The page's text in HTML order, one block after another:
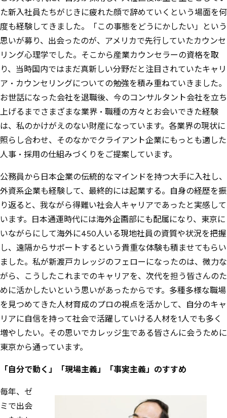
た新入社員たちがじきに疲れた顔で辞めていくという場面を何
度も経験してきました。「この事態をどうにかしたい」という
思いが募り、出会ったのが、アメリカで先行していたカウンセ
リング心理学でした。そこから産業カウンセラーの資格を取
り、当時国内ではまだ真新しい分野だと注目されていたキャリ
ア・カウンセリングについての勉強を積み重ねていきました。
お世話になった会社を退職後、今のコンサルタント会社を立ち
上げるまでさまざまな業界・職種の方々とお会いできた経験
は、私のかけがえのない財産になっています。各業界の現状に
照らし合わせ、そのなかでクライアント企業にもっとも適した
人事・採用の仕組みづくりをご提案しています。
公務員から日本企業の伝統的なマインドを持つ大手に入社し、
外資系企業も経験して、最終的には起業する。自身の経歴を振
り返ると、我ながら得難い社会人キャリアであったと実感して
います。日本通運時代には海外企画部にも配属になり、東京に
いながらにして海外に450人いる現地社員の資質や状況を把握
し、遠隔からサポートするという貴重な体験も積ませてもらい
ました。私が新渡戸カレッジのフェローになったのは、微力な
がら、こうしたこれまでのキャリアを、次代を担う皆さんのた
めに活かしたいという思いがあったからです。多種多様な職場
を見つめてきた人材育成のプロの視点を活かして、自分のキャ
リアに自信を持って社会で活躍していける人材を1人でも多く
増やしたい。その思いでカレッジ生である皆さんに会うために
東京から通っています。
「自分で動く」「現場主義」「事実主義」のすすめ
毎年、ゼ
ミで出会